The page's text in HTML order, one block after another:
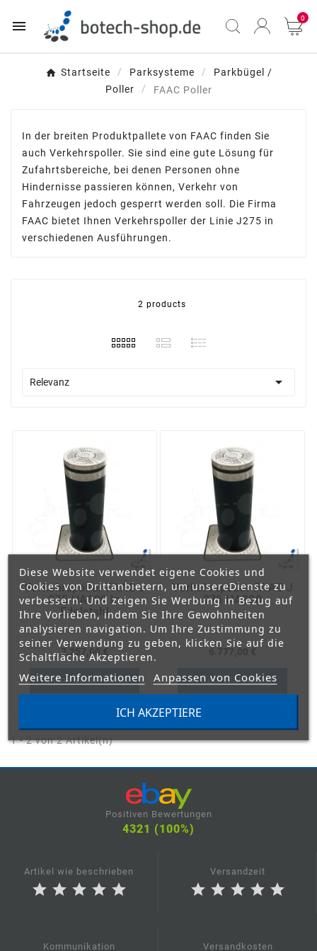
 0
Startseite Parksysteme
Parkbügel /
Poller
FAAC Poller
In der breiten Produktpallete von FAAC finden Sie
auch Verkehrspoller. Sie sind eine gute Lösung für
Zufahrtsbereiche, bei denen Personen ohne
Hindernisse passieren können, Verkehr von
Fahrzeugen jedoch gesperrt werden soll. Die Firma
FAAC bietet Ihnen Verkehrspoller der Linie J275 in
verschiedenen Ausführungen.
2 products
Relevanz 
Verkehrspoller FAAC J
275 HA600 In
Edelstahl
7.257,00 €
In den Warenkorb
Verkehrspoller FAAC J
275 HA800
In den Warenkorb
1 - 2 von 2 Artikel(n)
Positiven Bewertungen
4321 (100%)
Artikel wie beschrieben
star star star star star
Versandzeit
star star star star star
Kommunikation Versandkosten
Diese Website verwendet eigene Cookies und
Cookies von Drittanbietern, um unsereDienste zu
verbessern. Und zeigen Sie Werbung in Bezug auf
Ihre Vorlieben, indem Sie Ihre Gewohnheiten
analysieren navigation. Um Ihre Zustimmung zu
seiner Verwendung zu geben, klicken Sie auf die
Schaltfläche Akzeptieren.
Weitere Informationen Anpassen von Cookies
ICH AKZEPTIERE